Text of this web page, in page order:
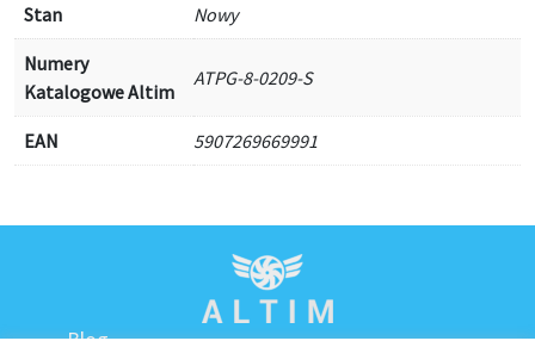
Stan Nowy
Numery
Katalogowe Altim
ATPG-8-0209-S
EAN 5907269669991